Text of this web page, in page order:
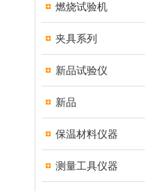
燃烧试验机
夹具系列
新品试验仪
新品
保温材料仪器
测量工具仪器